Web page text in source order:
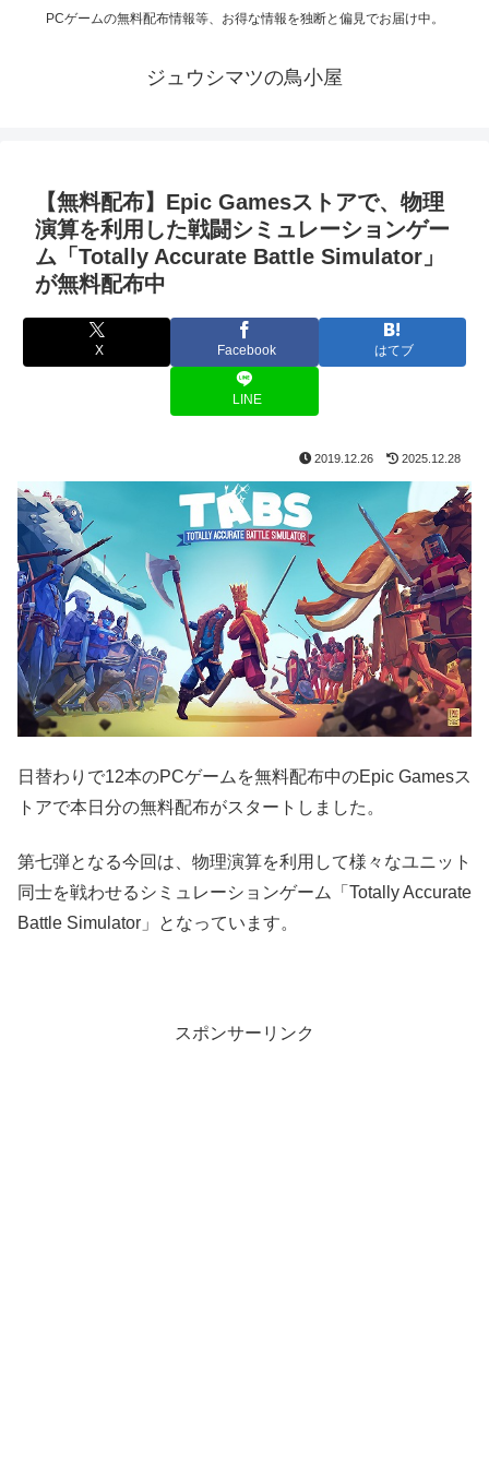
PCゲームの無料配布情報等、お得な情報を独断と偏見でお届け中。
ジュウシマツの鳥小屋
【無料配布】Epic Gamesストアで、物理
演算を利用した戦闘シミュレーションゲー
ム「Totally Accurate Battle Simulator」
が無料配布中
X Facebook はてブ
LINE
2019.12.26 2025.12.28
日替わりで12本のPCゲームを無料配布中のEpic Gamesス
トアで本日分の無料配布がスタートしました。
第七弾となる今回は、物理演算を利用して様々なユニット
同士を戦わせるシミュレーションゲーム「Totally Accurate
Battle Simulator」となっています。
スポンサーリンク